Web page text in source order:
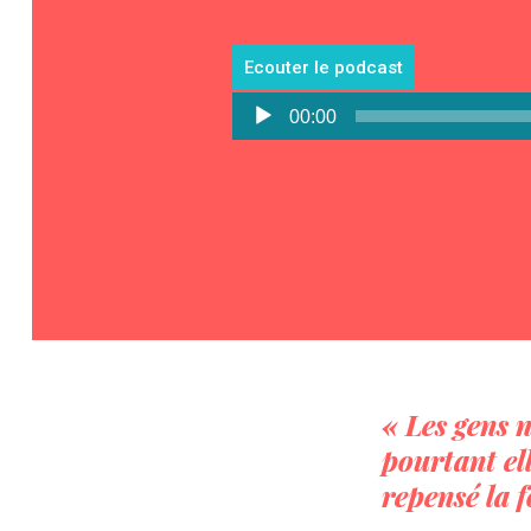
Ecouter le podcast
Lecteur
audio
00:00
« Les gens
pourtant
repensé la